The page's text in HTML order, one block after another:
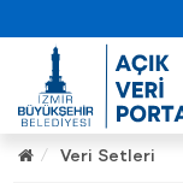
Veri Setleri